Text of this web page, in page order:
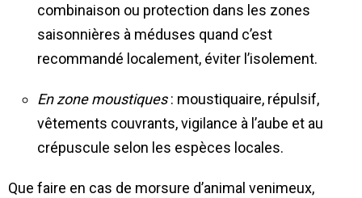
combinaison ou protection dans les zones
saisonnières à méduses quand c’est
recommandé localement, éviter l’isolement.
En zone moustiques: moustiquaire, répulsif,
vêtements couvrants, vigilance à l’aube et au
crépuscule selon les espèces locales.
Que faire en cas de morsure d’animal venimeux,